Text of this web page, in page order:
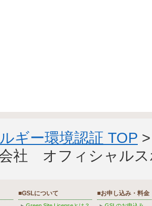
ギー環境認証 TOP
社 オフィシャルス
■GSLについて ■お申し込み・料金